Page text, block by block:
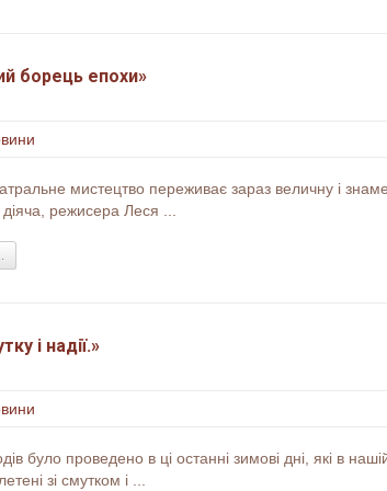
борець епохи»
мистецтво переживає зараз величну і
діяча, режисера Леся ...
і надії.»
було проведено в ці останні зимові дні, які в
зі смутком і ...